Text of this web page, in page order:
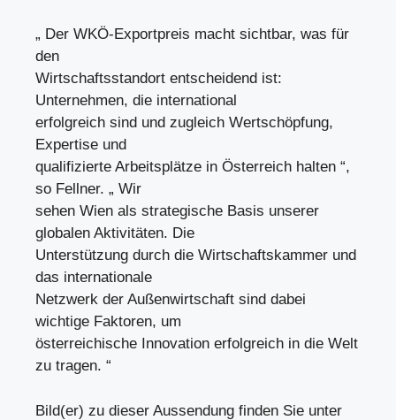
„ Der WKÖ-Exportpreis macht sichtbar, was für
den
Wirtschaftsstandort entscheidend ist:
Unternehmen, die international
erfolgreich sind und zugleich Wertschöpfung,
Expertise und
qualifizierte Arbeitsplätze in Österreich halten “,
so Fellner. „ Wir
sehen Wien als strategische Basis unserer
globalen Aktivitäten. Die
Unterstützung durch die Wirtschaftskammer und
das internationale
Netzwerk der Außenwirtschaft sind dabei
wichtige Faktoren, um
österreichische Innovation erfolgreich in die Welt
zu tragen. “
Bild(er) zu dieser Aussendung finden Sie unter